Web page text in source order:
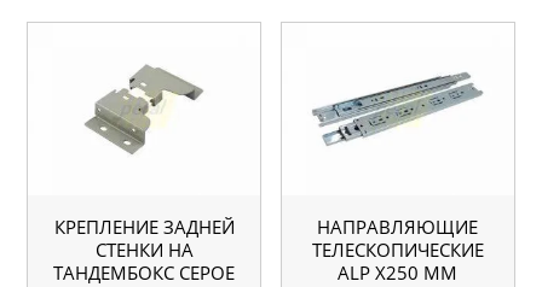
КРЕПЛЕНИЕ ЗАДНЕЙ
СТЕНКИ НА
ТАНДЕМБОКС СЕРОЕ
НАПРАВЛЯЮЩИЕ
ТЕЛЕСКОПИЧЕСКИЕ
АLP Х250 ММ